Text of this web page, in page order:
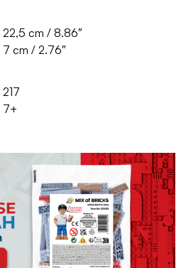
22,5 cm / 8.86″
7 cm / 2.76″
217
7+